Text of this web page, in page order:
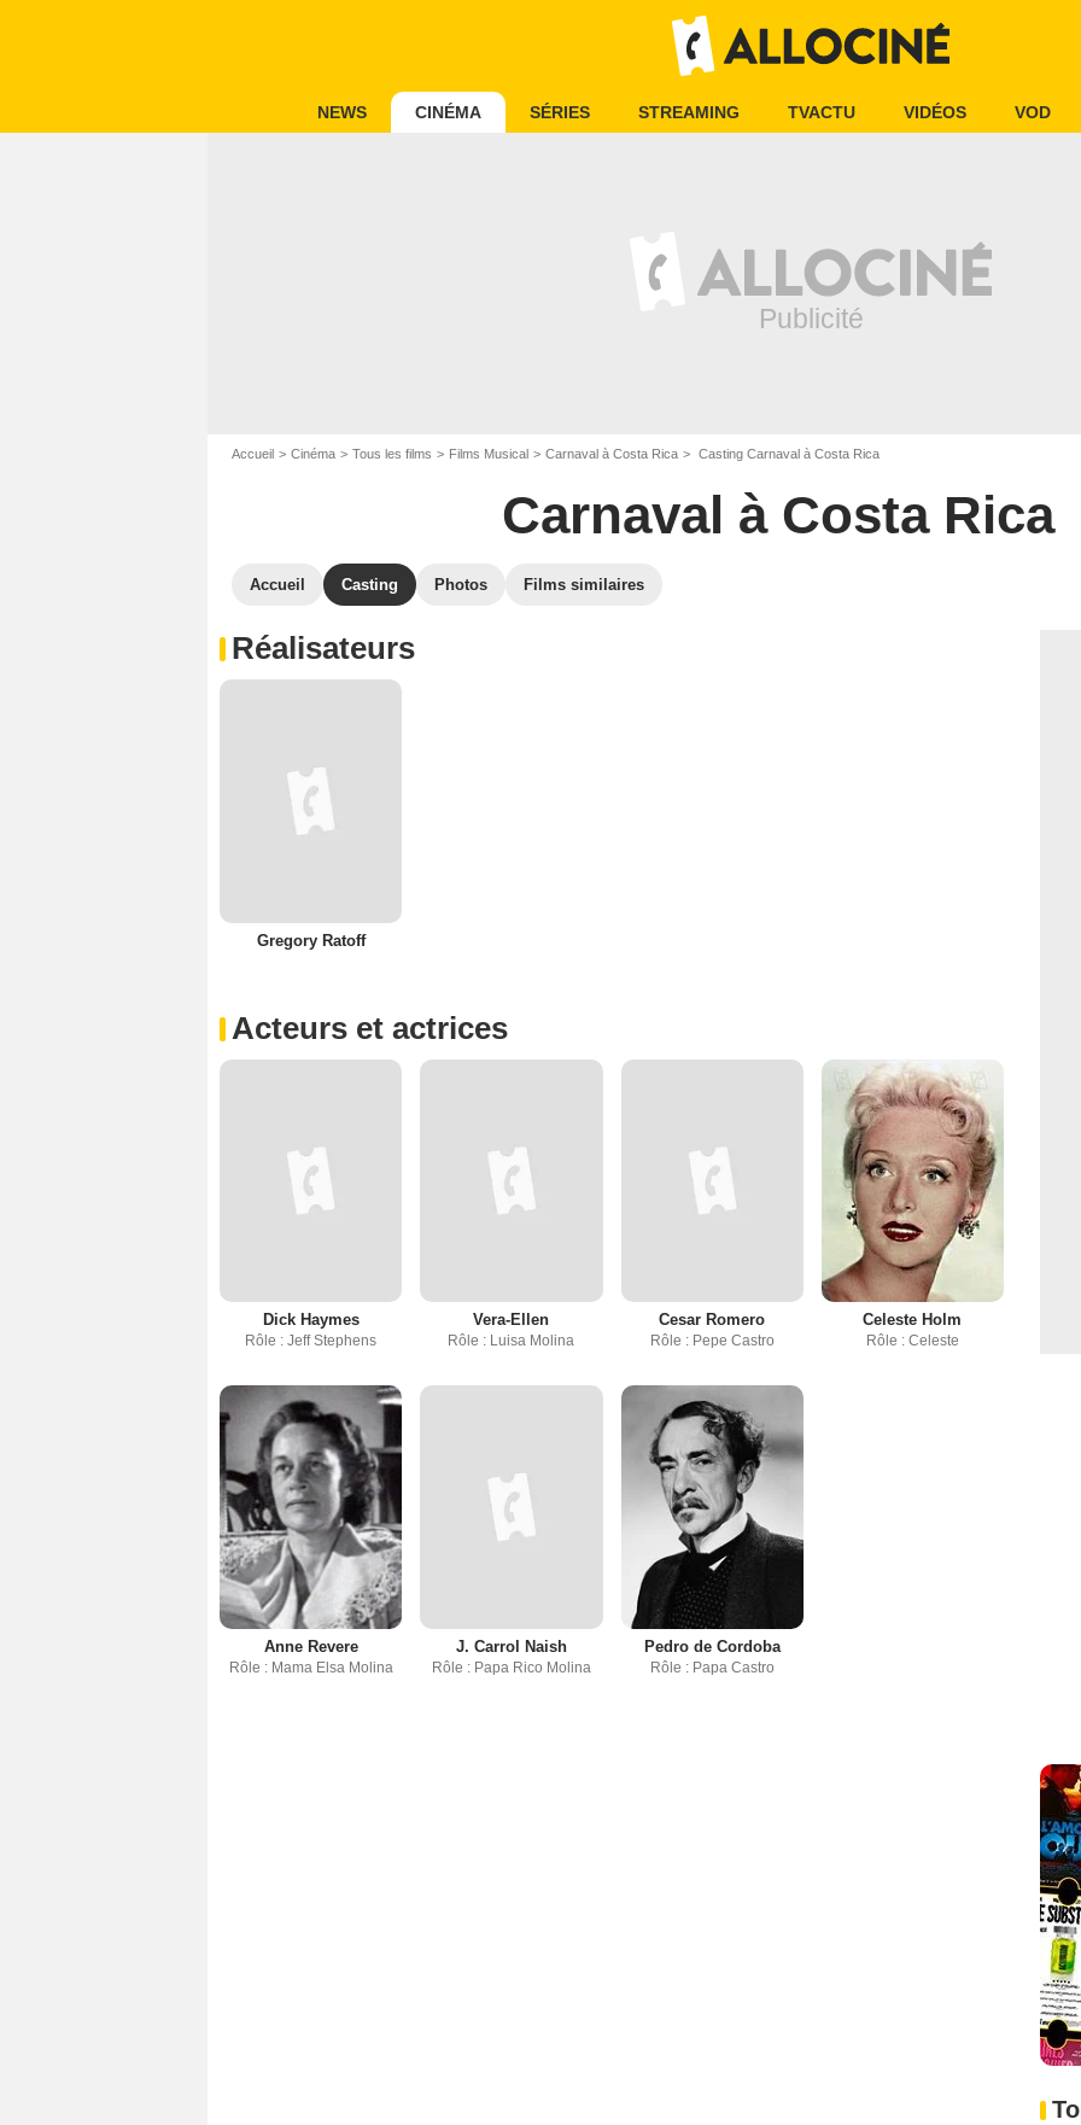
NEWS CINÉMA SÉRIES STREAMING TVACTU VIDÉOS VOD
Accueil Cinéma Tous les films Films Musical Carnaval à Costa Rica Casting Carnaval à Costa Rica
Carnaval à Costa Rica
Accueil Casting Photos Films similaires
Réalisateurs
Gregory Ratoff
Acteurs et actrices
Dick Haymes
Rôle : Jeff Stephens
Vera-Ellen
Rôle : Luisa Molina
Cesar Romero
Rôle : Pepe Castro
Celeste Holm
Rôle : Celeste
Anne Revere
Rôle : Mama Elsa Molina
J. Carrol Naish
Rôle : Papa Rico Molina
Pedro de Cordoba
Rôle : Papa Castro